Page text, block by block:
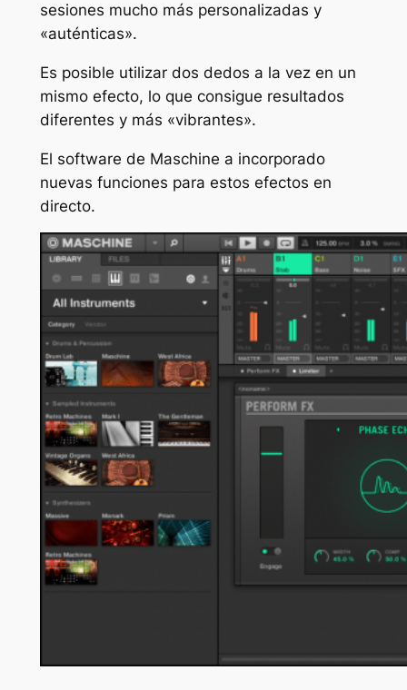
sesiones mucho más personalizadas y
«auténticas».
Es posible utilizar dos dedos a la vez en un
mismo efecto, lo que consigue resultados
diferentes y más «vibrantes».
El software de Maschine a incorporado
nuevas funciones para estos efectos en
directo.